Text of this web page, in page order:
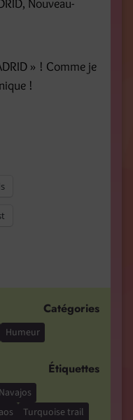
Nouveau-
» ! Comme je
!
Catégories
Humeur
Étiquettes
Navajos
Turquoise trail